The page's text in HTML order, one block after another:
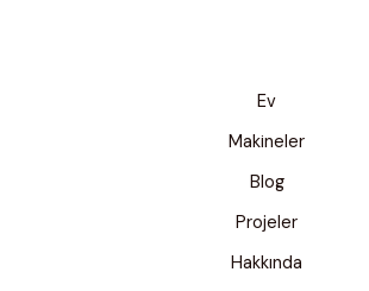
Ev
Makineler
Blog
Projeler
Hakkında